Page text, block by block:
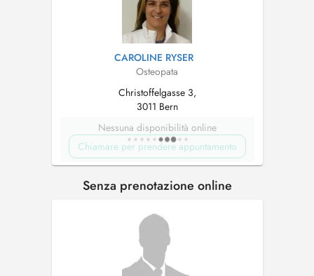
CAROLINE RYSER
Osteopata
Christoffelgasse 3,
3011 Bern
Nessuna disponibilità online
Chiamare per prendere appuntamento
Senza prenotazione online